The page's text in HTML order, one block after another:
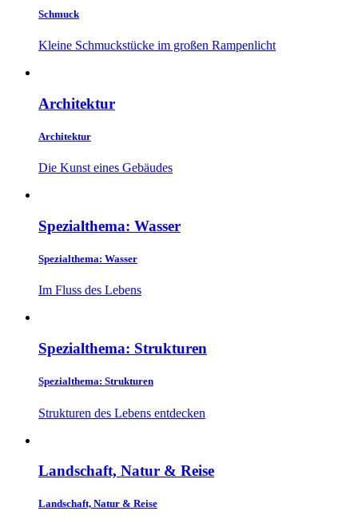
Schmuck
Kleine Schmuckstücke im großen Rampenlicht
Architektur
Architektur
Die Kunst eines Gebäudes
Spezialthema: Wasser
Spezialthema: Wasser
Im Fluss des Lebens
Spezialthema: Strukturen
Spezialthema: Strukturen
Strukturen des Lebens entdecken
Landschaft, Natur & Reise
Landschaft, Natur & Reise